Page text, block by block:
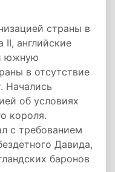
страны в
II, английские
южную
в отсутствие
Начались
об условиях
короля.
с требованием
Давида,
баронов